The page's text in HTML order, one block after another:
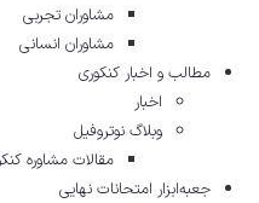
مشاوران تجربی
مشاوران انسانی
مطالب و اخبار کنکوری
اخبار
وبلاگ نوتروفیل
مقالات مشاوره‌ کنکور
جعبه‌ابزار امتحانات نهایی